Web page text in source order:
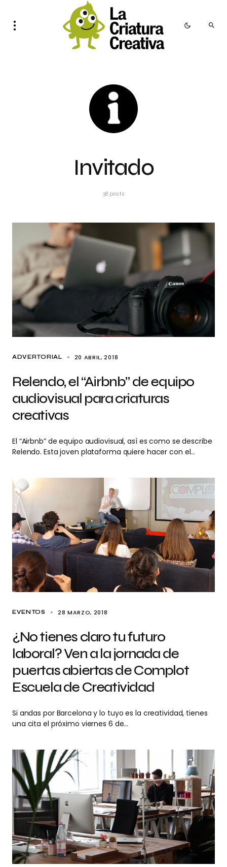
Invitado
38 posts
ADVERTORIAL 20 ABRIL, 2018
Relendo, el “Airbnb” de equipo
audiovisual para criaturas
creativas
El “Airbnb” de equipo audiovisual, así es como se describe
Relendo. Esta joven plataforma quiere hacer con el…
EVENTOS 28 MARZO, 2018
¿No tienes claro tu futuro
laboral? Ven a la jornada de
puertas abiertas de Complot
Escuela de Creatividad
Si andas por Barcelona y lo tuyo es la creatividad, tienes
una cita el próximo viernes 6 de…